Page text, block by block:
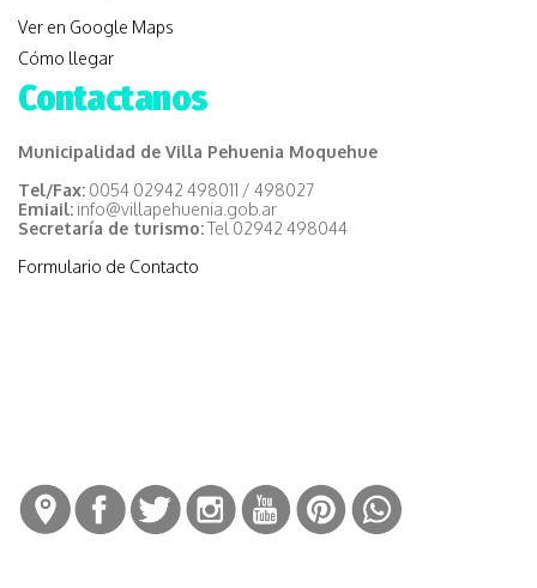
Ver en Google Maps
Cómo llegar
Contactanos
Municipalidad de Villa Pehuenia Moquehue
Tel/Fax: 0054 02942 498011 / 498027
Emiail: info@villapehuenia.gob.ar
Secretaría de turismo:Tel 02942 498044
Formulario de Contacto